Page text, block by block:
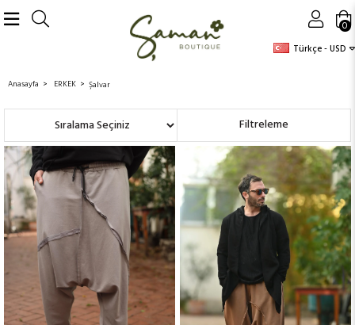
Türkçe - USD
0
Anasayfa ERKEK Şalvar
Filtreleme
Sıralama